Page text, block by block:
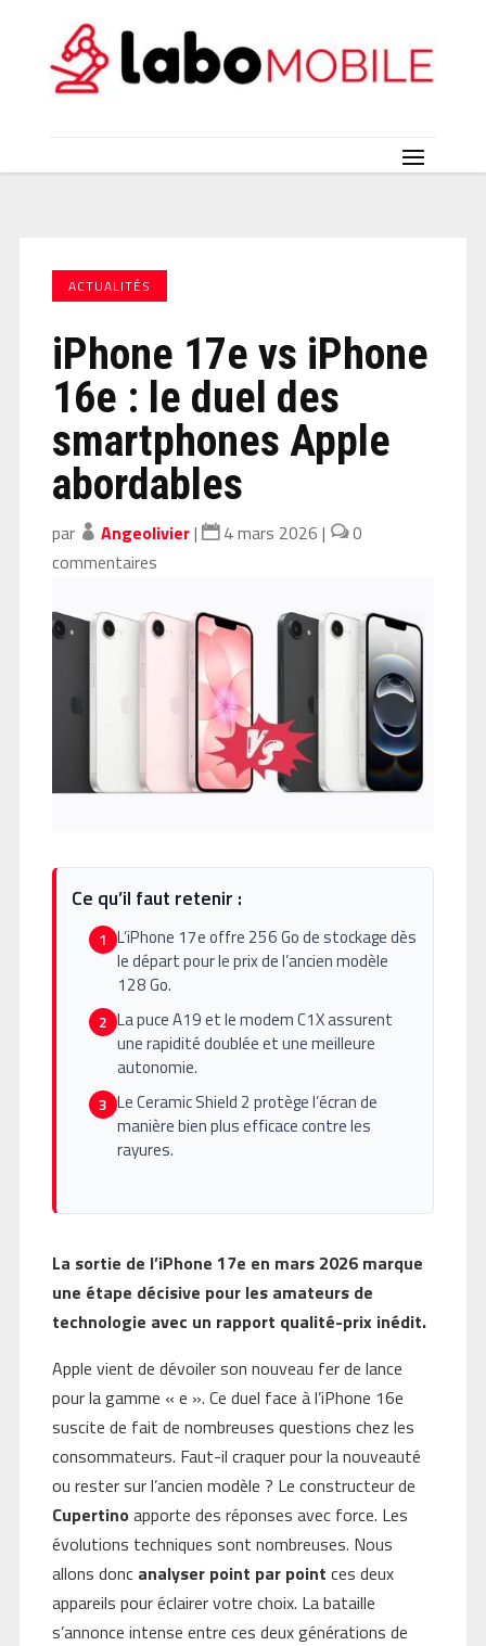
ACTUALITÉS
iPhone 17e vs iPhone
16e : le duel des
smartphones Apple
abordables
par Angeolivier| 4 mars 2026 |
0
commentaires
Ce qu’il faut retenir :
1 L’iPhone 17e offre 256 Go de stockage dès
le départ pour le prix de l’ancien modèle
128 Go.
2 La puce A19 et le modem C1X assurent
une rapidité doublée et une meilleure
autonomie.
3 Le Ceramic Shield 2 protège l’écran de
manière bien plus efficace contre les
rayures.
La sortie de l’iPhone 17e en mars 2026 marque
une étape décisive pour les amateurs de
technologie avec un rapport qualité-prix inédit.
Apple vient de dévoiler son nouveau fer de lance
pour la gamme « e ». Ce duel face à l’iPhone 16e
suscite de fait de nombreuses questions chez les
consommateurs. Faut-il craquer pour la nouveauté
ou rester sur l’ancien modèle ? Le constructeur de
Cupertino apporte des réponses avec force. Les
évolutions techniques sont nombreuses. Nous
allons donc analyser point par point ces deux
appareils pour éclairer votre choix. La bataille
s’annonce intense entre ces deux générations de